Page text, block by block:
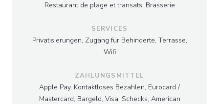
Restaurant de plage et transats, Brasserie
SERVICES
Privatisierungen, Zugang für Behinderte, Terrasse,
Wifi
ZAHLUNGSMITTEL
Apple Pay, Kontaktloses Bezahlen, Eurocard /
Mastercard, Bargeld, Visa, Schecks, American